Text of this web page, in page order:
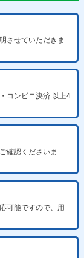
させていただきま
コンビニ決済 以上4
確認くださいま
可能ですので、用